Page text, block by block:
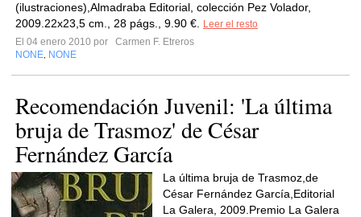
(ilustraciones),Almadraba Editorial, colección Pez Volador,
2009.22x23,5 cm., 28 págs., 9.90 €.
Leer el resto
El 04 enero 2010 por
Carmen F. Etreros
NONE NONE
Recomendación Juvenil: 'La última
bruja de Trasmoz' de César
Fernández García
La última bruja de Trasmoz,de
César Fernández García,Editorial
La Galera, 2009.Premio La Galera